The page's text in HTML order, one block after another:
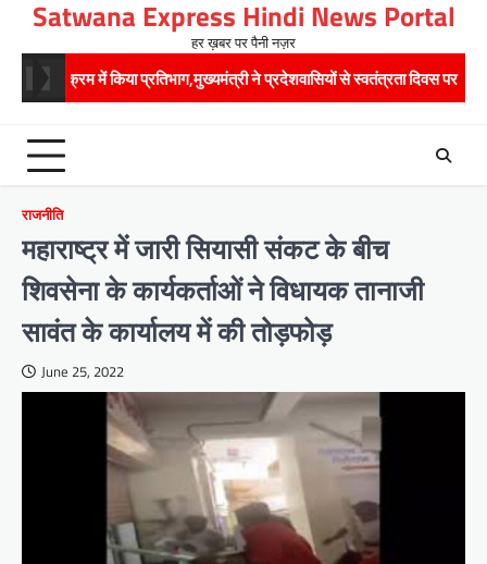
content
Satwana Express Hindi News Portal
हर ख़बर पर पैनी नज़र
किया प्रतिभाग,मुख्यमंत्री ने प्रदेशवासियों से स्वतंत्रता दिवस पर अपने घरों में तिरंगा
राजनीति
महाराष्ट्र में जारी सियासी संकट के बीच
शिवसेना के कार्यकर्ताओं ने विधायक तानाजी
सावंत के कार्यालय में की तोड़फोड़
June 25, 2022